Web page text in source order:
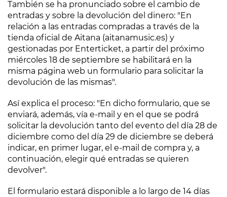
También se ha pronunciado sobre el cambio de
entradas y sobre la devolución del dinero: "En
relación a las entradas compradas a través de la
tienda oficial de Aitana (aitanamusic.es) y
gestionadas por Enterticket, a partir del próximo
miércoles 18 de septiembre se habilitará en la
misma página web un formulario para solicitar la
devolución de las mismas".
Así explica el proceso: "En dicho formulario, que se
enviará, además, vía e-mail y en el que se podrá
solicitar la devolución tanto del evento del día 28 de
diciembre como del día 29 de diciembre se deberá
indicar, en primer lugar, el e-mail de compra y, a
continuación, elegir qué entradas se quieren
devolver".
El formulario estará disponible a lo largo de 14 días